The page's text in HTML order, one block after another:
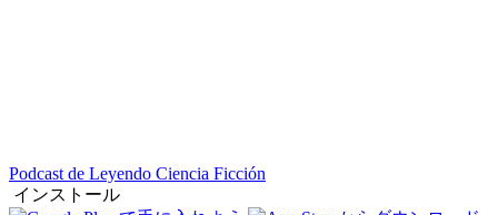
Podcast de Leyendo Ciencia Ficción
インストール